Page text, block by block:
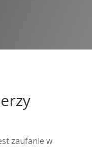
zaufanie w